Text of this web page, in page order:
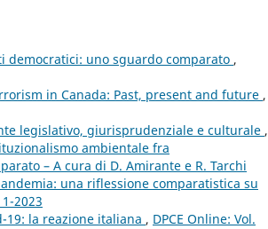
democratici: uno sguardo comparato ,
in Canada: Past, present and future ,
legislativo, giurisprudenziale e culturale ,
ambientale fra
– A cura di D. Amirante e R. Tarchi
una riflessione comparatistica su
2023
la reazione italiana , DPCE Online: Vol.